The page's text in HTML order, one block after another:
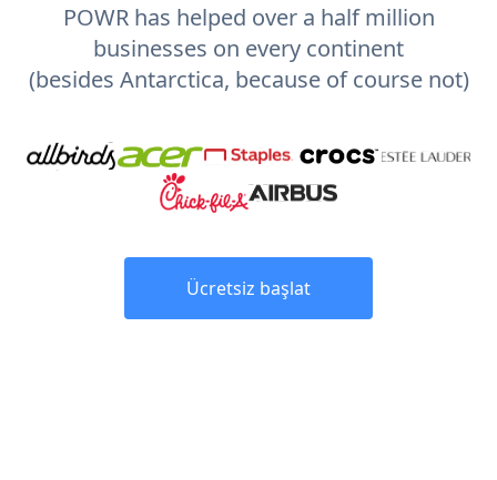
POWR has helped over a half million
businesses on every continent
(besides Antarctica, because of course not)
Ücretsiz başlat